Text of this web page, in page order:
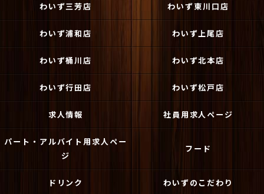
わいず三芳店 わいず東川口店
わいず浦和店 わいず上尾店
わいず桶川店 わいず北本店
わいず行田店 わいず松戸店
求人情報 社員用求人ページ
パート・アルバイト用求人ペー
ジ
フード
ドリンク わいずのこだわり